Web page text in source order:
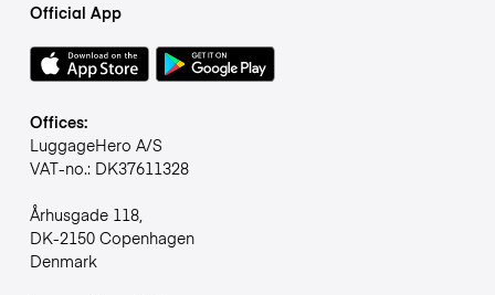
Official App
Offices:
LuggageHero A/S
VAT-no.: DK37611328
Århusgade 118,
DK-2150 Copenhagen
Denmark